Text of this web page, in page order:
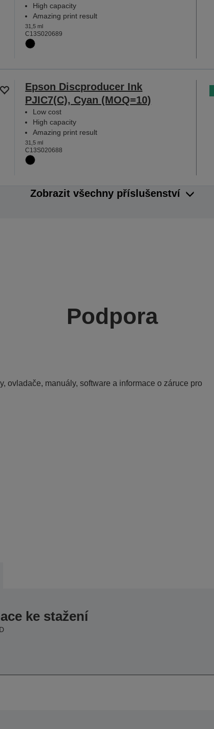
High capacity
Amazing print result
31,5 ml
C13S020689
Epson Discproducer Ink
PJIC7(C), Cyan (MOQ=10)
Low cost
High capacity
Amazing print result
31,5 ml
C13S020688
Zobrazit všechny příslušenství
Podpora
ovladače, manuály, software a informace o záruce pro
ke stažení